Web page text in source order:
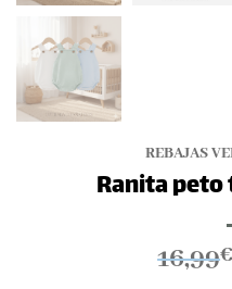
REBAJAS
Ranita peto
16,99€